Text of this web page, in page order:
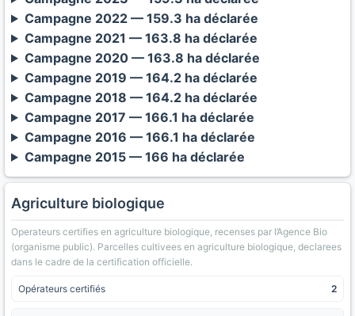
Campagne 2022 — 159.3 ha déclarée
Campagne 2021 — 163.8 ha déclarée
Campagne 2020 — 163.8 ha déclarée
Campagne 2019 — 164.2 ha déclarée
Campagne 2018 — 164.2 ha déclarée
Campagne 2017 — 166.1 ha déclarée
Campagne 2016 — 166.1 ha déclarée
Campagne 2015 — 166 ha déclarée
Agriculture biologique
Operateurs certifies en agriculture biologique, recenses par l’Agence Bio
(organisme public). Parcelles cultivees en agriculture biologique, declarees
dans le cadre de la certification officielle.
Opérateurs certifiés 2